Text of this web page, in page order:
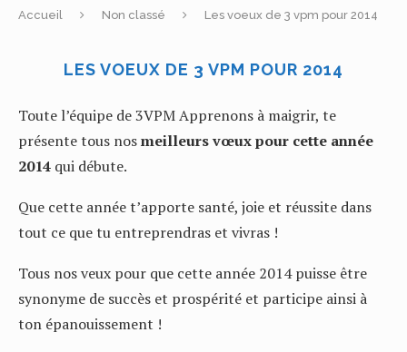
Accueil Non classé Les voeux de 3 vpm pour 2014
LES VOEUX DE 3 VPM POUR 2014
Toute l’équipe de 3VPM Apprenons à maigrir, te
présente tous nosmeilleurs vœux pour cette année
2014 qui débute.
Que cette année t’apporte santé, joie et réussite dans
tout ce que tu entreprendras et vivras !
Tous nos veux pour que cette année 2014 puisse être
synonyme de succès et prospérité et participe ainsi à
ton épanouissement !